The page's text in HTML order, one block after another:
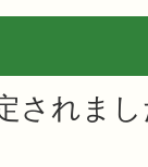
されま